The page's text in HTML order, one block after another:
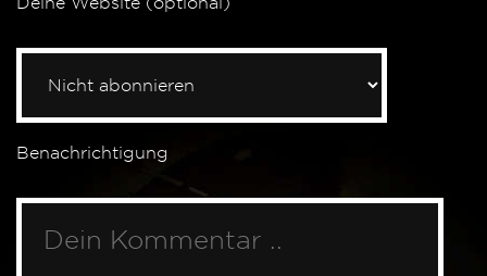
Benachrichtigung